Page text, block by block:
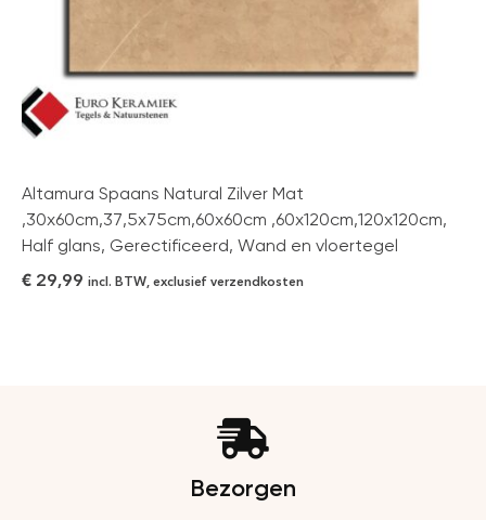
Altamura Spaans Natural Zilver Mat
,30x60cm,37,5x75cm,60x60cm ,60x120cm,120x120cm,
Half glans, Gerectificeerd, Wand en vloertegel
€ 29,99 incl. BTW, exclusief verzendkosten
Bezorgen